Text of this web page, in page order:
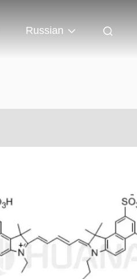
Russian